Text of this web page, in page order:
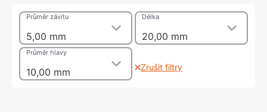
5,00 mm
Průměr závitu
20,00 mm
Délka
10,00 mm
Průměr hlavy
Zrušit filtry